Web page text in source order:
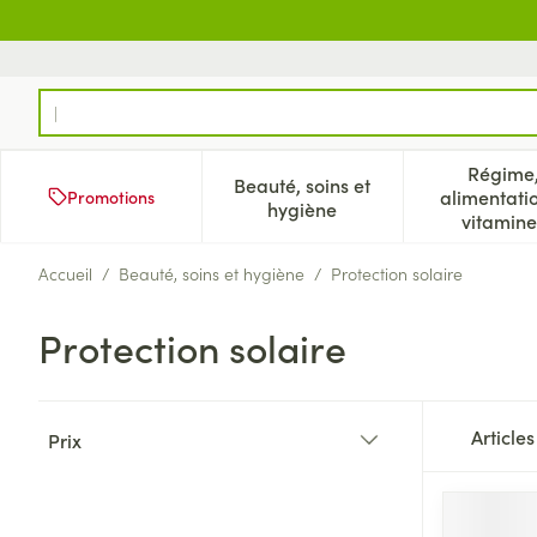
Rechercher
Promotions
Beauté, soins et
hygièneAfficher le sous-menu
Régime,
Accueil / Beauté, soins et hygiène / Protection solaire
Protection solaire
Prix
Articles